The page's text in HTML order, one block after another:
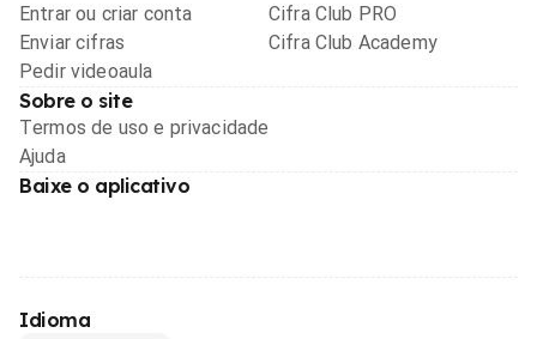
Entrar ou criar conta
Enviar cifras
Pedir videoaula
Cifra Club PRO
Cifra Club Academy
Sobre o site
Termos de uso e privacidade
Ajuda
Baixe o aplicativo
Idioma